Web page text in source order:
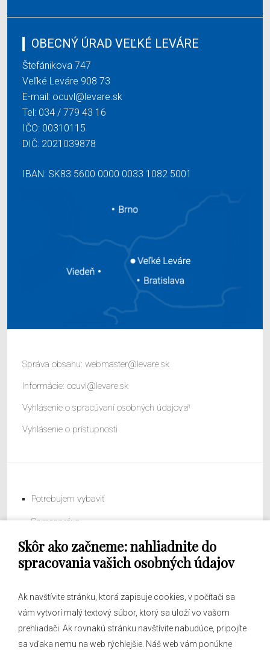
Skôr ako začneme: nahliadnite do
spracovania vašich osobných údajov
Ak navštívite stránku, ktorá zapisuje cookies, v počítači sa
vám vytvorí malý textový súbor, ktorý sa uloží vo vašom
prehliadači. Ak rovnakú stránku navštívite nabudúce, pripojíte
sa vďaka nemu na web rýchlejšie. Náš web vám ponúkne
OBECNÝ ÚRAD VEĽKÉ LEVÁRE
Štefánikova 747
Veľké Leváre 908 73
E-mail: ocuvl@levare.sk
Tel: 034 / 779 43 16
IČO: 00310115
DIČ: 2021039878
IBAN: SK83 5600 0000 0033 1082 5001
Správa obsahu: webmaster@levare.sk
Informácie: ocuvl@levare.sk
Vyhlásenie o spracúvaní osobných údajov
Vyhlásenie o prístupnosti
Potrebujem vybaviť
Samospráva
Obecný úrad
O obci